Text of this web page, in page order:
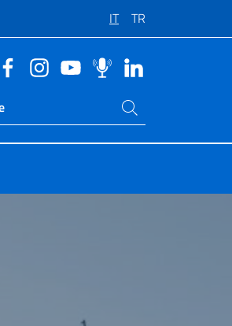
IT TR
sito live